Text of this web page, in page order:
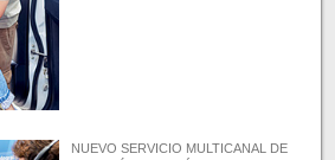
NUEVO SERVICIO MULTICANAL DE